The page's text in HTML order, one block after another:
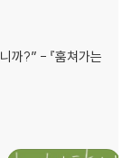
까?” - 『훔쳐가는